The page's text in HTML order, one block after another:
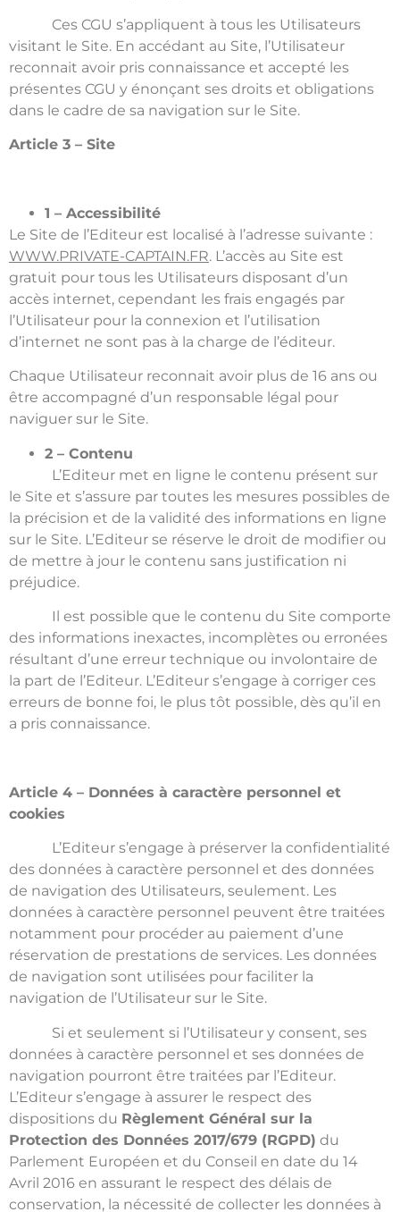
Ces CGU s’appliquent à tous les Utilisateurs
visitant le Site. En accédant au Site, l’Utilisateur
reconnait avoir pris connaissance et accepté les
présentes CGU y énonçant ses droits et obligations
dans le cadre de sa navigation sur le Site.
Article 3 – Site
1 – Accessibilité
Le Site de l’Editeur est localisé à l’adresse suivante :
WWW.PRIVATE-CAPTAIN.FR. L’accès au Site est
gratuit pour tous les Utilisateurs disposant d’un
accès internet, cependant les frais engagés par
l’Utilisateur pour la connexion et l’utilisation
d’internet ne sont pas à la charge de l’éditeur.
Chaque Utilisateur reconnait avoir plus de 16 ans ou
être accompagné d’un responsable légal pour
naviguer sur le Site.
2 – Contenu
L’Editeur met en ligne le contenu présent sur
le Site et s’assure par toutes les mesures possibles de
la précision et de la validité des informations en ligne
sur le Site. L’Editeur se réserve le droit de modifier ou
de mettre à jour le contenu sans justification ni
préjudice.
Il est possible que le contenu du Site comporte
des informations inexactes, incomplètes ou erronées
résultant d’une erreur technique ou involontaire de
la part de l’Editeur. L’Editeur s’engage à corriger ces
erreurs de bonne foi, le plus tôt possible, dès qu’il en
a pris connaissance.
Article 4 – Données à caractère personnel et
cookies
L’Editeur s’engage à préserver la confidentialité
des données à caractère personnel et des données
de navigation des Utilisateurs, seulement. Les
données à caractère personnel peuvent être traitées
notamment pour procéder au paiement d’une
réservation de prestations de services. Les données
de navigation sont utilisées pour faciliter la
navigation de l’Utilisateur sur le Site.
Si et seulement si l’Utilisateur y consent, ses
données à caractère personnel et ses données de
navigation pourront être traitées par l’Editeur.
L’Editeur s’engage à assurer le respect des
dispositions du Règlement Général sur la
Protection des Données 2017/679 (RGPD) du
Parlement Européen et du Conseil en date du 14
Avril 2016 en assurant le respect des délais de
conservation, la nécessité de collecter les données à